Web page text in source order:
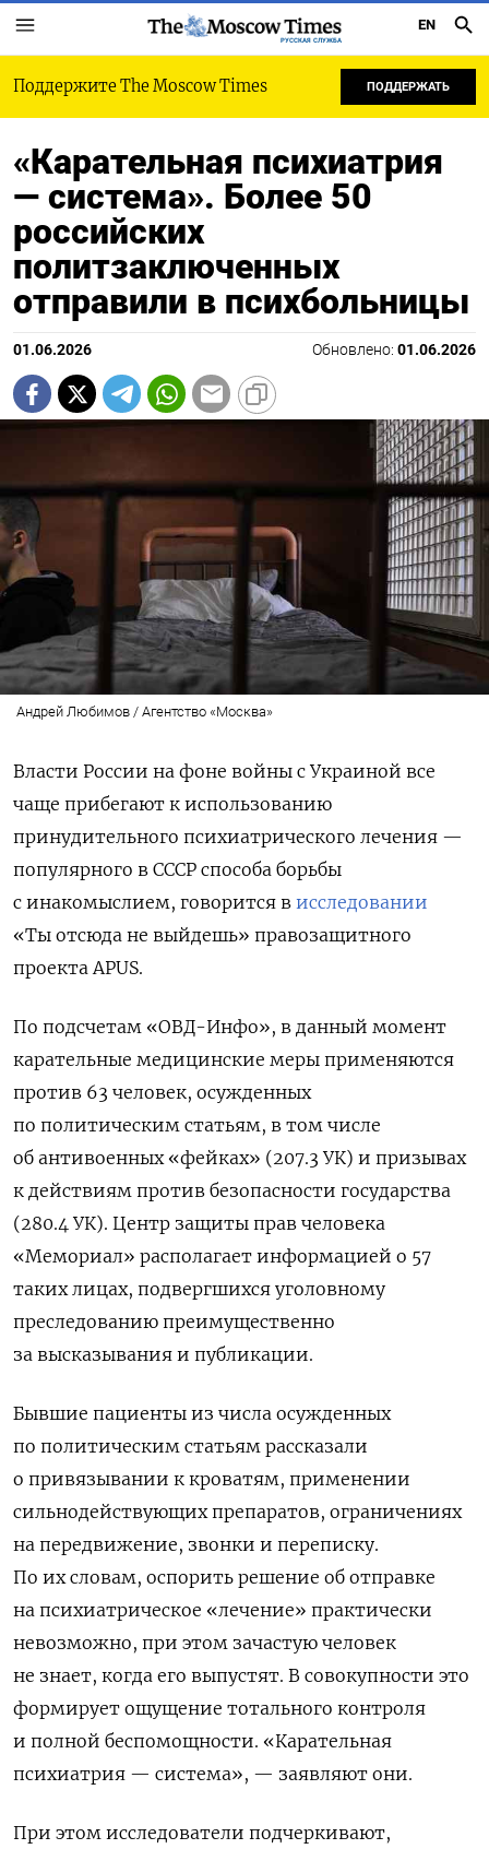
РУССКАЯ СЛУЖБА
EN
Поддержите The Moscow Times ПОДДЕРЖАТЬ
«Карательная психиатрия
— система». Более 50
российских
политзаключенных
отправили в психбольницы
01.06.2026 Обновлено: 01.06.2026
Андрей Любимов / Агентство «Москва»
Власти России на фоне войны с Украиной все
чаще прибегают к использованию
принудительного психиатрического лечения —
популярного в СССР способа борьбы
с инакомыслием, говорится в исследовании
«Ты отсюда не выйдешь» правозащитного
проекта APUS.
По подсчетам «ОВД-Инфо», в данный момент
карательные медицинские меры применяются
против 63 человек, осужденных
по политическим статьям, в том числе
об антивоенных «фейках» (207.3 УК) и призывах
к действиям против безопасности государства
(280.4 УК). Центр защиты прав человека
«Мемориал» располагает информацией о 57
таких лицах, подвергшихся уголовному
преследованию преимущественно
за высказывания и публикации.
Бывшие пациенты из числа осужденных
по политическим статьям рассказали
о привязывании к кроватям, применении
сильнодействующих препаратов, ограничениях
на передвижение, звонки и переписку.
По их словам, оспорить решение об отправке
на психиатрическое «лечение» практически
невозможно, при этом зачастую человек
не знает, когда его выпустят. В совокупности это
формирует ощущение тотального контроля
и полной беспомощности. «Карательная
психиатрия — система», — заявляют они.
При этом исследователи подчеркивают,